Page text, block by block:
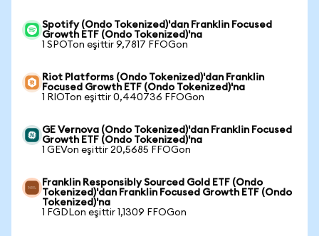
Spotify (Ondo Tokenized)'dan Franklin Focused
Growth ETF (Ondo Tokenized)'na
1 SPOTon eşittir 9,7817 FFOGon
Riot Platforms (Ondo Tokenized)'dan Franklin
Focused Growth ETF (Ondo Tokenized)'na
1 RIOTon eşittir 0,440736 FFOGon
GE Vernova (Ondo Tokenized)'dan Franklin Focused
Growth ETF (Ondo Tokenized)'na
1 GEVon eşittir 20,5685 FFOGon
Franklin Responsibly Sourced Gold ETF (Ondo
Tokenized)'dan Franklin Focused Growth ETF (Ondo
Tokenized)'na
1 FGDLon eşittir 1,1309 FFOGon